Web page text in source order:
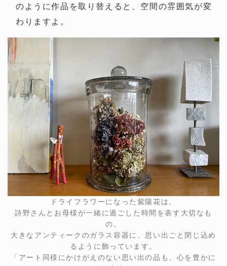
のように作品を取り替えると、空間の雰囲気が変
わりますよ。
ドライフラワーになった紫陽花は、
詩野さんとお母様が一緒に過ごした時間を表す大切なも
の。
大きなアンティークのガラス容器に、思い出ごと閉じ込め
るように飾っています。
「アート同様にかけがえのない思い出の品も、心を豊かに